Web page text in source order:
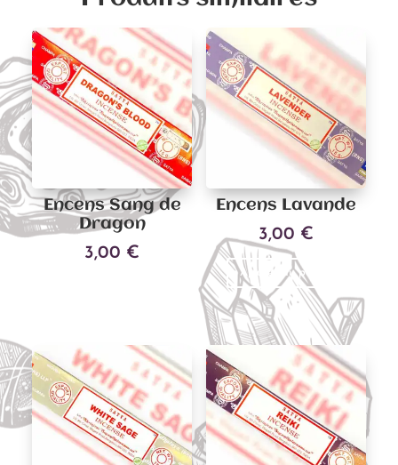
Encens Sang de
Dragon
3,00 €
Encens Lavande
3,00 €
Ajouter au panier